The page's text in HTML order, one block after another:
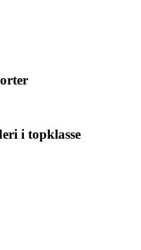
i topklasse